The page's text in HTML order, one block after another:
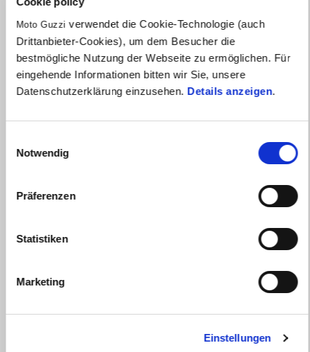
Moto Guzziverwendet die Cookie-Technologie (auch
Drittanbieter-Cookies), um dem Besucher die
bestmögliche Nutzung der Webseite zu ermöglichen. Für
eingehende Informationen bitten wir Sie, unsere
Datenschutzerklärung einzusehen. Details anzeigen.
Notwendig
Präferenzen
Statistiken
Marketing
Einstellungen
Gültig bis31 August 2026